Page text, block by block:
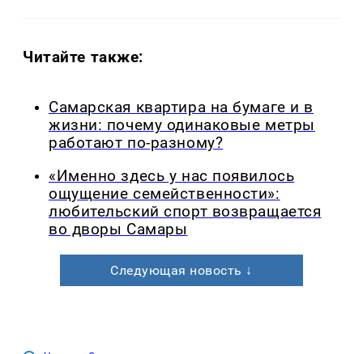
Читайте также:
Самарская квартира на бумаге и в
жизни: почему одинаковые метры
работают по-разному?
«Именно здесь у нас появилось
ощущение семейственности»:
любительский спорт возвращается
во дворы Самары
Следующая новость ↓